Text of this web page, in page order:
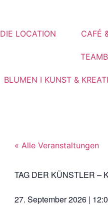
DIE LOCATION CAFÉ
BLUMEN I KUNST &
« Alle Veranstaltungen
TAG DER KÜNSTLER –
27. September 2026 |